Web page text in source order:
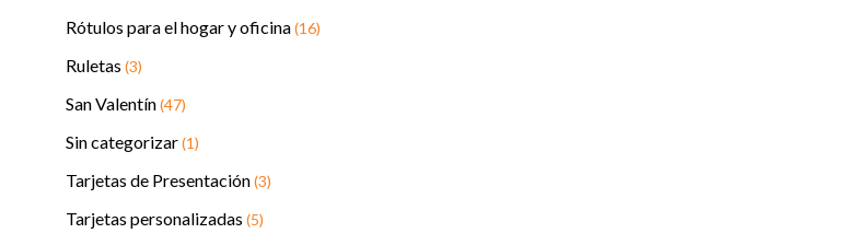
Rótulos para el hogar y oficina(16)
Ruletas (3)
San Valentín(47)
Sin categorizar(1)
Tarjetas de Presentación(3)
Tarjetas personalizadas (5)